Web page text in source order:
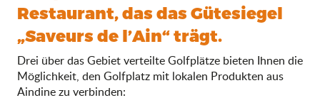
Restaurant, das das Gütesiegel
„Saveurs de l’Ain“ trägt.
Drei über das Gebiet verteilte Golfplätze bieten Ihnen die
Möglichkeit, den Golfplatz mit lokalen Produkten aus
Aindine zu verbinden: